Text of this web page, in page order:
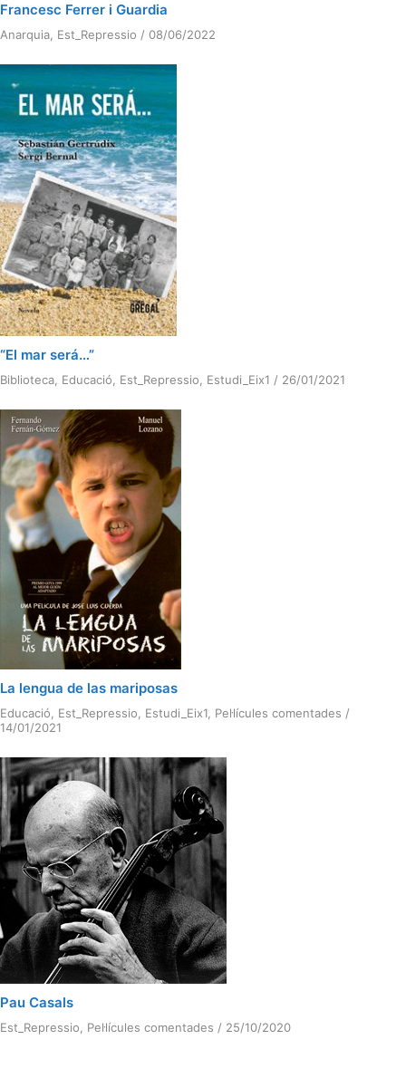
Francesc Ferrer i Guardia
Anarquia Est_Repressio / 08/06/2022
“El mar será…”
Biblioteca Educació Est_Repressio Estudi_Eix1 / 26/01/2021
La lengua de las mariposas
Educació Est_Repressio Estudi_Eix1 Pel·lícules comentades /
14/01/2021
Pau Casals
Est_Repressio Pel·lícules comentades / 25/10/2020